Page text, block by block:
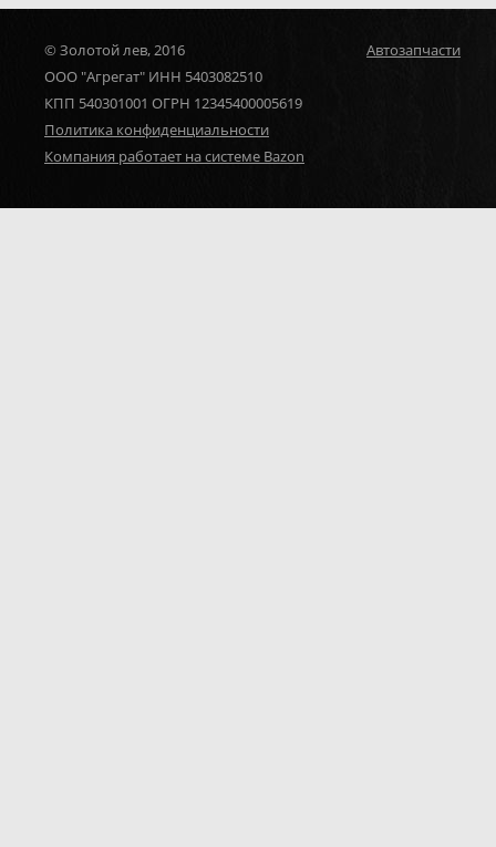
© Золотой лев, 2016
ООО "Агрегат" ИНН 5403082510
КПП 540301001 ОГРН 12345400005619
Политика конфиденциальности
Компания работает на системе Bazon
Автозапчасти